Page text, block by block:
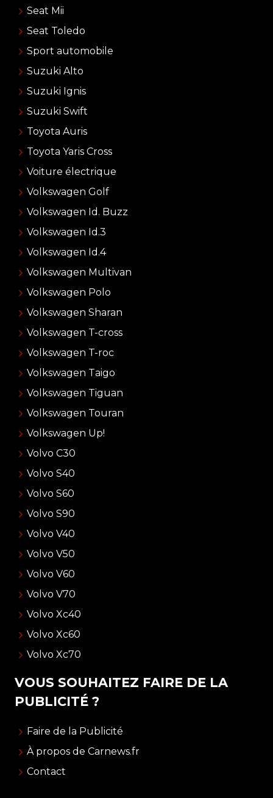
Seat Mii
Seat Toledo
Sport automobile
Suzuki Alto
Suzuki Ignis
Suzuki Swift
Toyota Auris
Toyota Yaris Cross
Voiture électrique
Volkswagen Golf
Volkswagen Id. Buzz
Volkswagen Id.3
Volkswagen Id.4
Volkswagen Multivan
Volkswagen Polo
Volkswagen Sharan
Volkswagen T-cross
Volkswagen T-roc
Volkswagen Taigo
Volkswagen Tiguan
Volkswagen Touran
Volkswagen Up!
Volvo C30
Volvo S40
Volvo S60
Volvo S90
Volvo V40
Volvo V50
Volvo V60
Volvo V70
Volvo Xc40
Volvo Xc60
Volvo Xc70
VOUS SOUHAITEZ FAIRE DE LA
PUBLICITÉ ?
Faire de la Publicité
À propos de Carnews.fr
Contact